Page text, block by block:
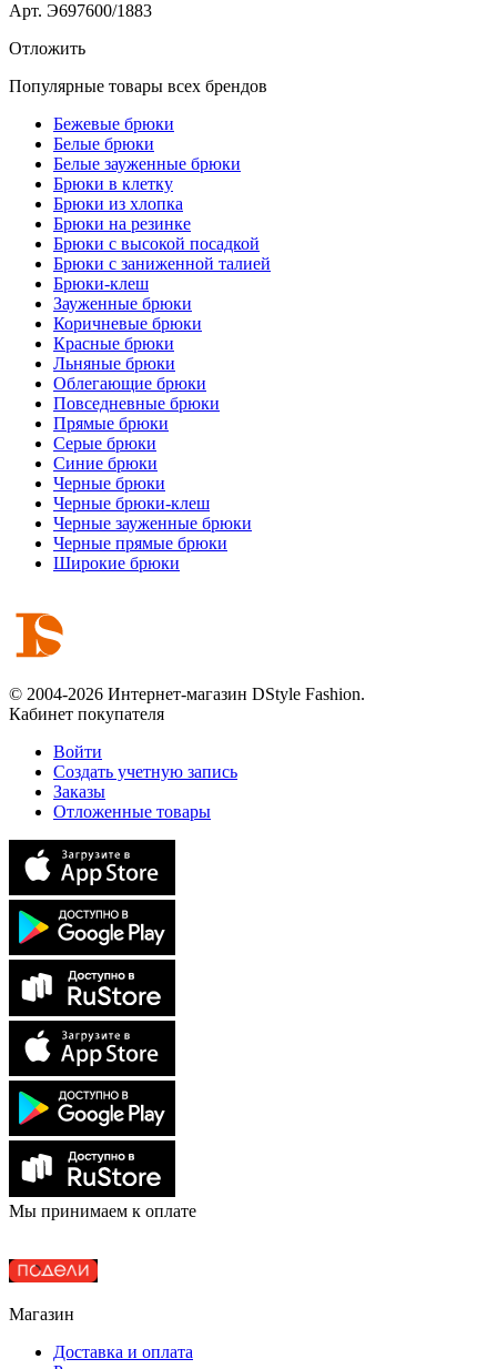
Арт. Э697600/1883
Отложить
Популярные товары всех брендов
Бежевые брюки
Белые брюки
Белые зауженные брюки
Брюки в клетку
Брюки из хлопка
Брюки на резинке
Брюки с высокой посадкой
Брюки с заниженной талией
Брюки-клеш
Зауженные брюки
Коричневые брюки
Красные брюки
Льняные брюки
Облегающие брюки
Повседневные брюки
Прямые брюки
Серые брюки
Синие брюки
Черные брюки
Черные брюки-клеш
Черные зауженные брюки
Черные прямые брюки
Широкие брюки
© 2004-2026 Интернет-магазин DStyle Fashion.
Кабинет покупателя
Войти
Создать учетную запись
Заказы
Отложенные товары
Мы принимаем к оплате
Магазин
Доставка и оплата